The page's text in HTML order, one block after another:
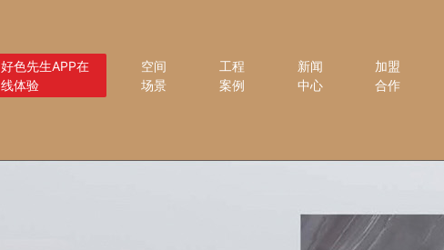
好色先生APP在
线体验
空间
场景
工程
案例
新闻
中心
加盟
合作